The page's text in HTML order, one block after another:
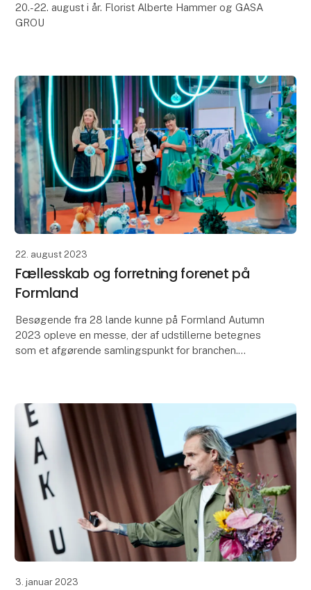
20.-22. august i år. Florist Alberte Hammer og GASA
GROU
22. august 2023
Fællesskab og forretning forenet på
Formland
Besøgende fra 28 lande kunne på Formland Autumn
2023 opleve en messe, der af udstillerne betegnes
som et afgørende samlingspunkt for branchen.
3. januar 2023